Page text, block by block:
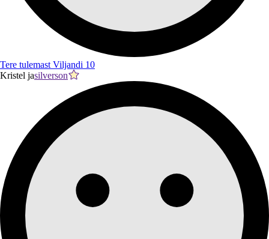
Tere tulemast Viljandi 10
Kristel jasilverson